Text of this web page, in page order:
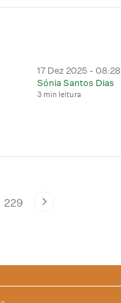
17 Dez 2025 - 08:28
Sónia Santos Dias
3 min leitura
229